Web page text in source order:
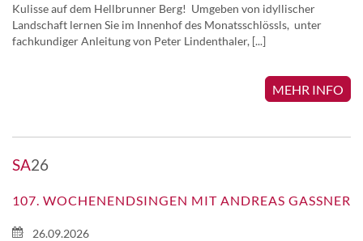
Kulisse auf dem Hellbrunner Berg! Umgeben von idyllischer
Landschaft lernen Sie im Innenhof des Monatsschlössls, unter
fachkundiger Anleitung von Peter Lindenthaler, [...]
MEHR INFO
SA26
107. WOCHENENDSINGEN MIT ANDREAS GASSNER
26.09.2026